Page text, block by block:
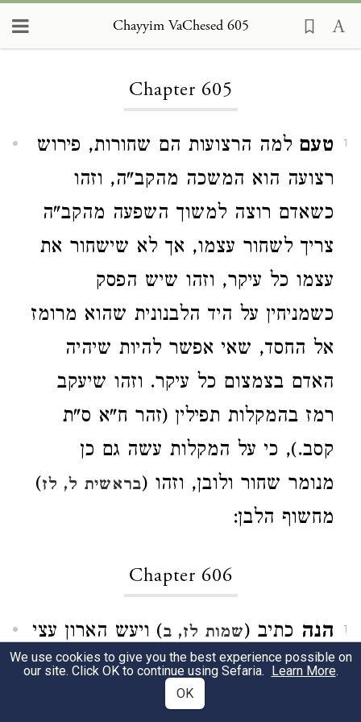
Chayyim VaChesed 605
Chapter 605
1 טעם למה הרצועות הם שחורות, פירוש
רצועה הוא המשכה מהקב"ה, וזהו
כשאדם רוצה למשוך השפעה מהקב"ה
צריך לשחור עצמו, אך לא שישחור את
עצמו כל עיקר, וזהו שיש הפסק
כשמניחין על היד הלבנונית שהוא מרומז
אל החסד, שאי אפשר להיות שיהיה
האדם בצמצום כל עיקר. וזהו שיעקב
רמז בהמקלות תפילין (זהר ח"א ס"ת
קסב.), כי על המקלות עשה גם כן
מנומר שחור ולובן, וזהו (בראשית ל, לז)
מחשוף הלבן:
Chapter 606
1 הנה כתיב (שמות לז, ב) ויעש הארון עצי
שיטים ויצפהו זהב טהור מבית ומבחוץ,
פירוש כי משה היה מקושר בהקב"ה כל
We use cookies to give you the best experience possible on
our site. Click OK to continue using Sefaria. Learn More.
OK